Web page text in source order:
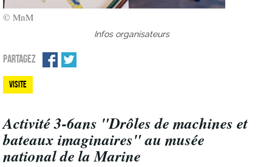
© MnM
Infos organisateurs
PARTAGEZ
Visite
Activité 3-6ans "Drôles de machines et
bateaux imaginaires" au musée
national de la Marine